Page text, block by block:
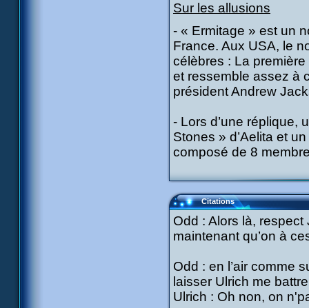
Sur les allusions
- « Ermitage » est un
France. Aux USA, le
célèbres : La
et ressemble assez à
président Andrew
- Lors d’une réplique,
Stones » d’Aelita et
composé de 8
Citations
Odd : Alors là, respect
maintenant qu’on à
Odd : en l’air comme
laisser Ulrich me
Ulrich : Oh non, on